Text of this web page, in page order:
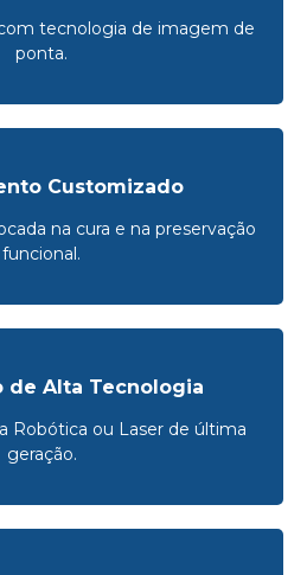
tecnologia de imagem de
ponta.
Customizado
na cura e na preservação
funcional.
de Alta Tecnologia
Robótica ou Laser de última
geração.